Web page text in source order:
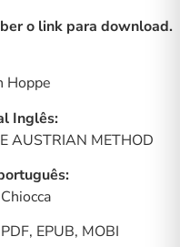
o link para download.
Hoppe
Inglês:
AUSTRIAN METHOD
EPUB, MOBI